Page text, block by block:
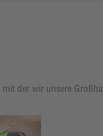
der wir unsere